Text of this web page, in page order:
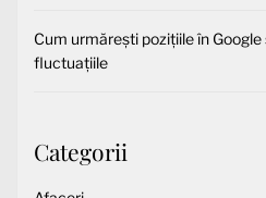
Cum urmărești pozițiile în
fluctuațiile
Categorii